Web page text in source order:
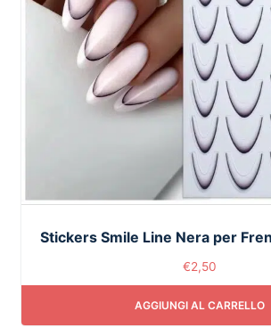
Stickers Smile Line Nera per
€2,50
AGGIUNGI AL CARRELLO